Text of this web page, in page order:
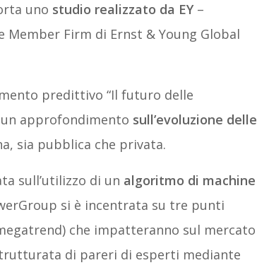
uno studio realizzato da EY–
Member Firm di Ernst & Young Global
predittivo “Il futuro delle
approfondimento sull’evoluzione delle
sia pubblica che privata.
sull’utilizzo di un algoritmo di machine
si è incentrata su tre punti
che impatteranno sul mercato
di pareri di esperti mediante